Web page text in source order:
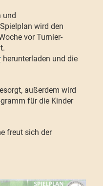
und
wird den
vor Turnier-
herunterladen und die
außerdem wird
für die Kinder
freut sich der